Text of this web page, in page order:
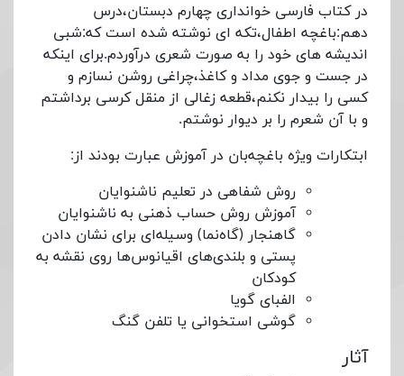
در کتاب فارسی خوانداری چهارم دبستان،درس
دهم:باغچه اطفال،تکه ای نوشته شده است که:شبی
اندیشه های خود را به صورت شعری درآوردم.برای اینکه
در جست و جوی مداد و کاغذ،چراغی روشن نسازم و
کسی را بیدار نکنم،قطعه زغالی از منقل کرسی برداشتم
و با آن شعرم را بر دیوار نوشتم.
ابتکارات ویژه باغچه‌بان در آموزش عبارت بودند از:
روش شفاهی در تعلیم ناشنوایان
آموزش روش حساب ذهنی به ناشنوایان
گاهنجار (گاه‌نما) وسیله‌ای برای نشان دادن
پستی و بلندی‌های اقیانوس‌ها روی نقشه به
کودکان
الفبای گویا
گوشی استخوانی یا تلفن گنگ
آثار